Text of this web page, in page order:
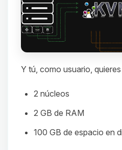
Y tú, como usuario,
2 núcleos
2 GB de RAM
100 GB de espacio en